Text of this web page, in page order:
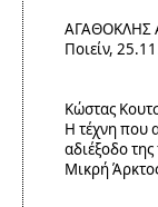
ΑΓΑΘΟΚΛΗΣ
Ποιείν,
Κώστας
Η τέχνη που
αδιέξοδο
Μικρή